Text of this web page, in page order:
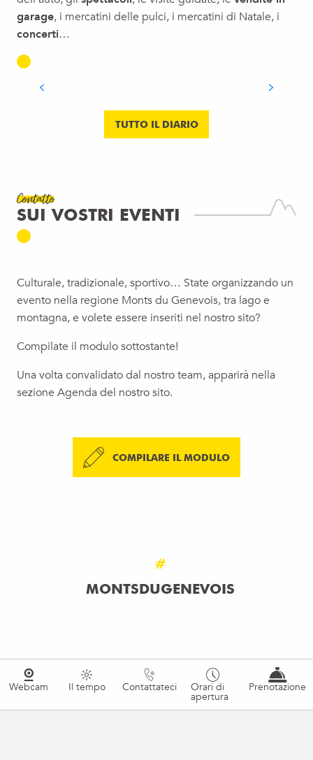
garage, i mercatini delle pulci, i mercatini di Natale, i
concerti…
PROGRAMMA COMPLETO DEGLI
SPETTACOLI E DEGLI EVENTI
TUTTO IL DIARIO
Contatto
SUI VOSTRI EVENTI
Culturale, tradizionale, sportivo… State organizzando un
evento nella regione Monts du Genevois, tra lago e
montagna, e volete essere inseriti nel nostro sito?
Compilate il modulo sottostante!
Una volta convalidato dal nostro team, apparirà nella
sezione Agenda del nostro sito.
COMPILARE IL MODULO
#
MONTSDUGENEVOIS
Webcam Il tempo Contattateci Orari di
apertura
Prenotazione